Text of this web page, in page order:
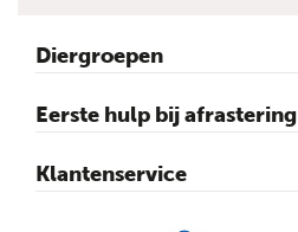
Diergroepen
Rund
Schaap
Paard
Geit
Pluimvee
Varken
Huisdieren
Reigers
Wolfafweer
Wild / Wildafweer
Eerste hulp bij afrastering
Horizont Animatie-video’s
Horizont Productvideo’s
Horizont afrastering voor dieren
Afraster advies voor rundvee
Afraster advies voor paarden
Afraster advies voor schapen
Afraster advies tegen wolven
Afraster advies schutting/voliére
Afraster advies voor honden
Afraster advies voor katten
Afraster advies voor vijvers
Afraster advies tegen duiven
Agro Aktueel
Klantenservice
Contact
Mijn account
Veilig winkelen
Algemene voorwaarden
Privacy- en cookieverklaring
Disclaimer
Sitemap